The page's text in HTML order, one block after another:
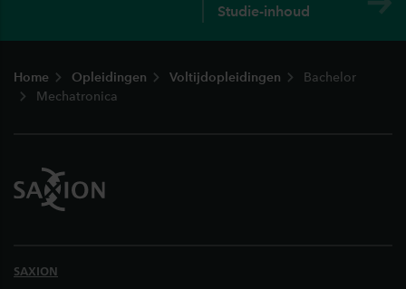
Studie-inhoud
Home Opleidingen Voltijdopleidingen
Bachelor
Mechatronica
SAXION